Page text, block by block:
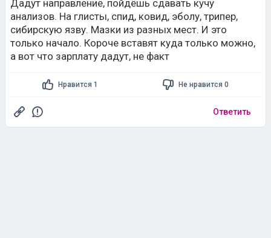
Дадут направление, пойдёшь сдавать кучу
анализов. На глисты, спид, ковид, эболу, трипер,
сибирскую язву. Мазки из разных мест. И это
только начало. Короче вставят куда только можно,
а вот что зарплату дадут, не факт
Нравится 1 Не нравится 0
Ответить